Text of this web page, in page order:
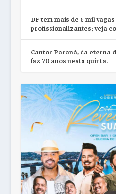
DF tem mais de 6 mil
profissionalizantes; veja
Cantor Paraná, da eterna
faz 70 anos nesta quinta.